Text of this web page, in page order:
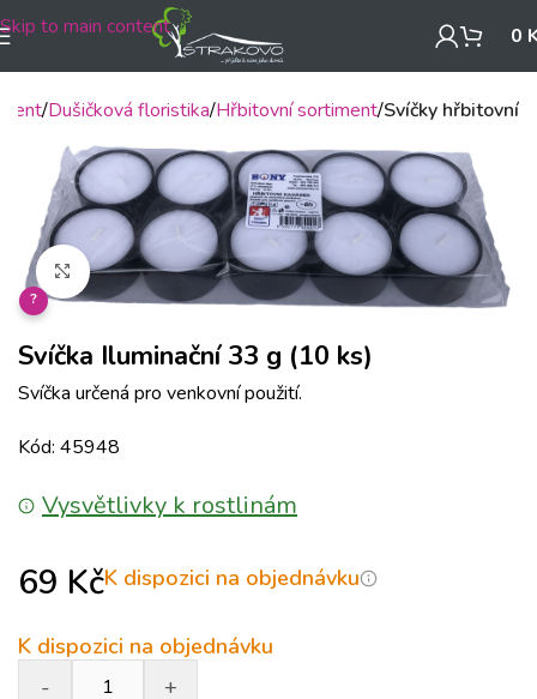
Skip to main content 0
Dušičková floristika Hřbitovní sortiment Svíčky hřbitovní
Klikněte pro zvětšení
?
Svíčka Iluminační 33 g (10 ks)
Svíčka určená pro venkovní použití.
Kód: 45948
Vysvětlivky k rostlinám
69 KčK dispozici na objednávku
K dispozici na objednávku